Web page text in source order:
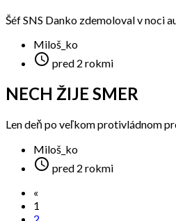
Šéf SNS Danko zdemoloval v noci
Miloš_ko
 pred 2 rokmi
NECH ŽIJE SMER
Len deň po veľkom protivládnom
Miloš_ko
 pred 2 rokmi
«
1